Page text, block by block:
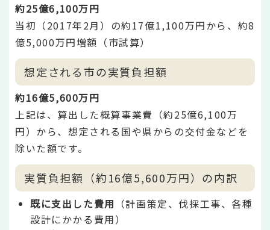
約25億6,100万円
当初（2017年2月）の約17億1,100万円から、約8
億5,000万円増額（市試算）
想定される市の実質負担額
約16億5,600万円
上記は、算出した概算事業費（約25億6,100万
円）から、想定される国や県からの交付金などを
除いた額です。
実質負担額（約16億5,600万円）の内訳
既に支出した費用 （計画策定、伐採工事、各種
設計にかかる費用）